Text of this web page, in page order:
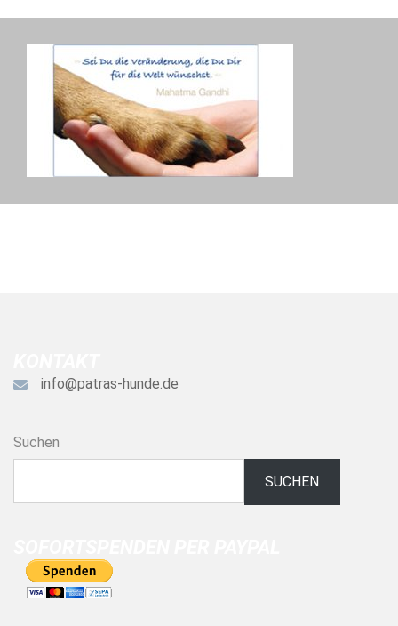
info@patras-hunde.de
Suchen
SUCHEN